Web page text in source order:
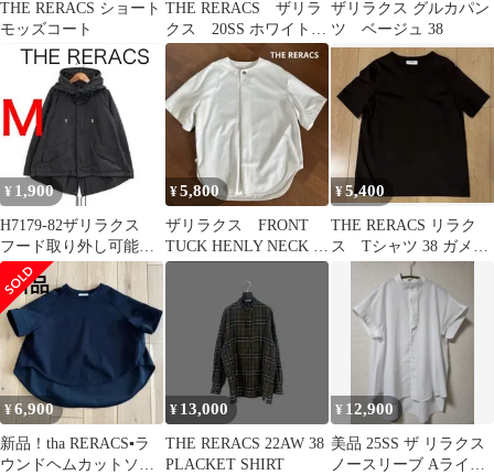
THE RERACS ショート
モッズコート
THE RERACS ザリラ
クス 20SS ホワイト
カットソー ヘム ブ
ラウス
ザリラクス グルカパン
ツ ベージュ 38
¥ 1,900
H7179-82ザリラクス
フード取り外し可能
スプリングショートモ
ッズコート
¥5,800
ザリラクス FRONT
TUCK HENLY NECK T-
SHIRT
¥5,400
THE RERACS リラク
ス Tシャツ 38 ガメン
タルグレー 2026ss
¥6,900
新品！tha RERACS▪︎ラ
ウンドヘムカットソー
¥ 13,000
THE RERACS 22AW 38
PLACKET SHIRT
¥ 12,900
美品 25SS ザ リラクス
ノースリーブ Aライン